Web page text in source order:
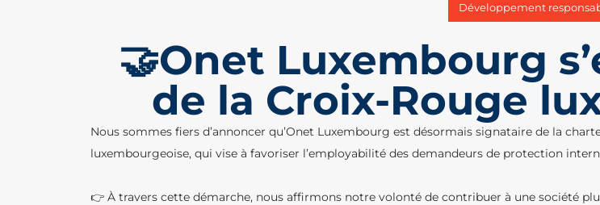
Développement
🤝Onet Luxembourg
de la Croix-Rouge
Nous sommes fiers d’annoncer qu’Onet Luxembourg est désormais signataire de la
luxembourgeoise, qui vise à favoriser l’employabilité des demandeurs de protection
👉 À travers cette démarche, nous affirmons notre volonté de contribuer à une société